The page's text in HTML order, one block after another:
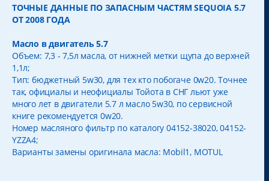
ТОЧНЫЕ ДАННЫЕ ПО ЗАПАСНЫМ ЧАСТЯМ SEQUOIA 5.7
ОТ 2008 ГОДА
Масло в двигатель 5.7
Объем: 7,3 - 7,5л масла, от нижней метки щупа до верхней
1,1л;
Тип: бюджетный 5w30, для тех кто побогаче 0w20. Точнее
так, официалы и неофициалы Тойота в СНГ льют уже
много лет в двигатели 5.7 л масло 5w30, по сервисной
книге рекомендуется 0w20.
Номер масляного фильтр по каталогу 04152-38020, 04152-
YZZA4;
Варианты замены оригинала масла: Mobil1, MOTUL